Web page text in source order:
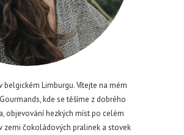
belgickém Limburgu. Vítejte na mém
kde se těšíme z dobrého
objevování hezkých míst po celém
zemi čokoládových pralinek a stovek